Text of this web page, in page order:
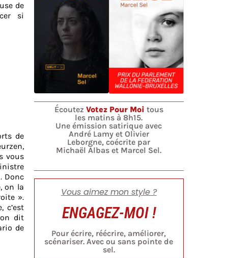
de
si
de
vous
Donc
on la
».
c’est
on dit
de
Écoutez Votez Pour Moi tous
les matins à 8h15.
Une émission satirique avec
André Lamy et Olivier
Leborgne, coécrite par
Michaël Albas et Marcel Sel.
Vous aimez mon style ?
ENGAGEZ-MOI !
Pour écrire, réécrire, améliorer,
scénariser. Avec ou sans pointe de
sel.